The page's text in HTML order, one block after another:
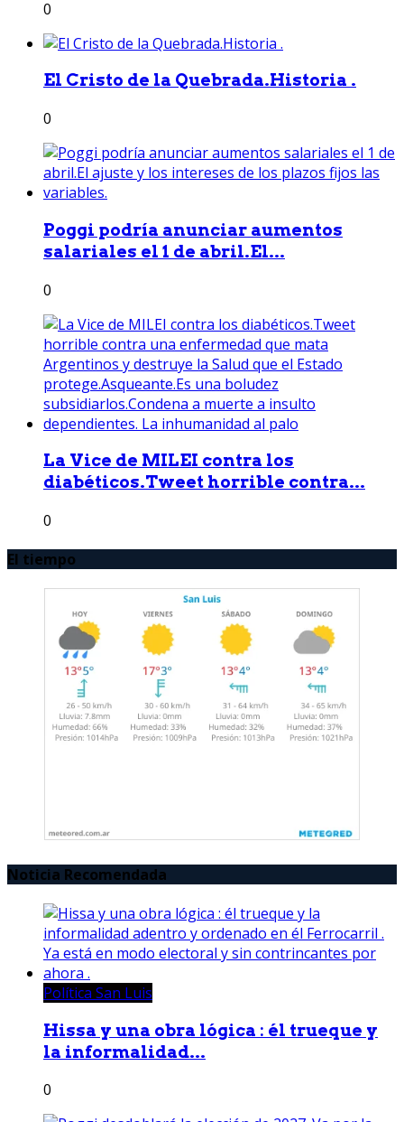
0
El Cristo de la Quebrada.Historia .
0
Poggi podría anunciar aumentos
salariales el 1 de abril.El...
0
La Vice de MILEI contra los
diabéticos.Tweet horrible contra...
0
El tiempo
Noticia Recomendada
Política San Luis
Hissa y una obra lógica : él trueque y
la informalidad...
0